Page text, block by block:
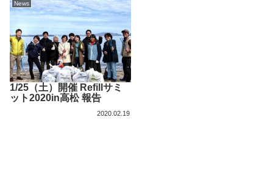
News
1/25（土）開催 Refillサミ
ット2020in高松 報告
2020.02.19